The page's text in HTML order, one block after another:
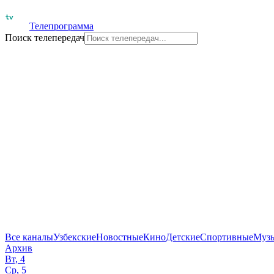
Телепрограмма
Поиск телепередач
Все каналыУзбекскиеНовостныеКиноДетскиеСпортивные
Архив
Вт, 4
Ср, 5